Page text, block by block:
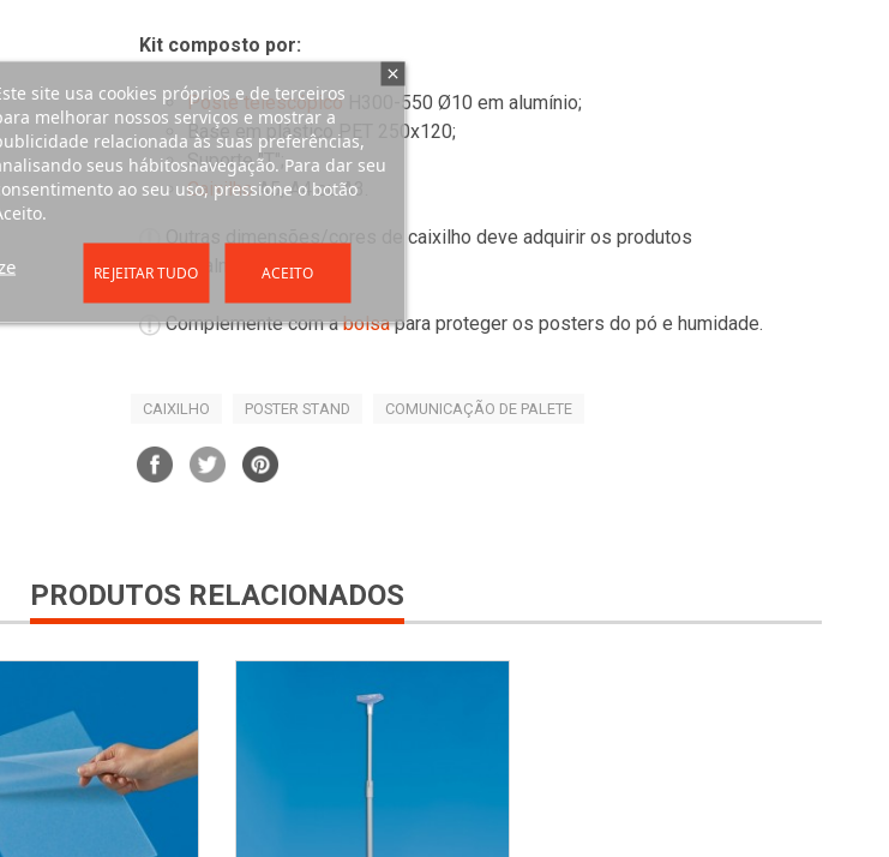
Kit composto por:
Poste telescópicoH300-550 Ø10 em alumínio;
Base em plástico PET 250x120;
Suporte "T";
CaixilhoA5, A4 ou A3.
Outras dimensões/cores de caixilho deve adquirir os produtos
individualmente.
Complemente com abolsapara proteger os posters do pó e humidade.
CAIXILHO POSTER STAND COMUNICAÇÃO DE PALETE
PRODUTOS RELACIONADOS
site usa cookies próprios e de terceiros
melhorar nossos serviços e mostrar a
relacionada às suas preferências,
seus hábitosnavegação. Para dar seu
ao seu uso, pressione o botão
REJEITAR TUDO ACEITO